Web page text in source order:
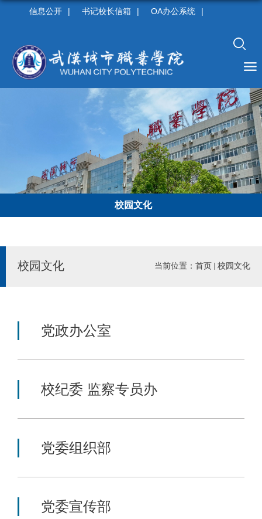
信息公开 | 书记校长信箱 | OA办公系统 |
校园文化
校园文化 当前位置： 首页 校园文化
党政办公室
校纪委 监察专员办
党委组织部
党委宣传部